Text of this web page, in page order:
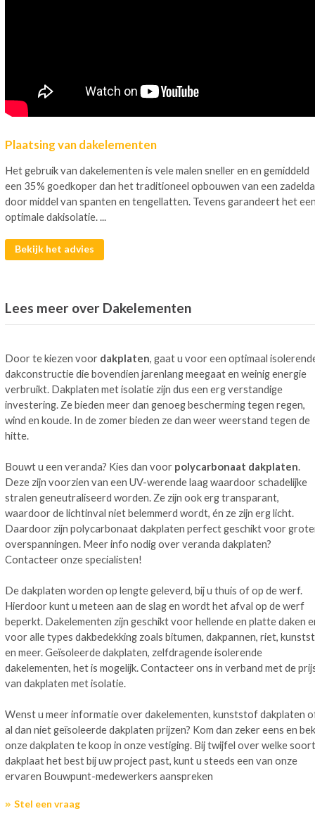
Plaatsing van dakelementen
Het gebruik van dakelementen is vele malen sneller en en gemiddeld
een 35% goedkoper dan het traditioneel opbouwen van een
door middel van spanten en tengellatten. Tevens garandeert het
optimale dakisolatie. ...
Bekijk het advies
Lees meer over Dakelementen
Door te kiezen voor dakplaten, gaat u voor een optimaal
dakconstructie die bovendien jarenlang meegaat en weinig energie
verbruikt. Dakplaten met isolatie zijn dus een erg verstandige
investering. Ze bieden meer dan genoeg bescherming tegen regen,
wind en koude. In de zomer bieden ze dan weer weerstand tegen de
hitte.
Bouwt u een veranda? Kies dan voor polycarbonaat dakplaten.
Deze zijn voorzien van een UV-werende laag waardoor schadelijke
stralen geneutraliseerd worden. Ze zijn ook erg transparant,
waardoor de lichtinval niet belemmerd wordt, én ze zijn erg licht.
Daardoor zijn polycarbonaat dakplaten perfect geschikt voor
overspanningen. Meer info nodig over veranda dakplaten?
Contacteer onze specialisten!
De dakplaten worden op lengte geleverd, bij u thuis of op de werf.
Hierdoor kunt u meteen aan de slag en wordt het afval op de werf
beperkt. Dakelementen zijn geschikt voor hellende en platte daken
voor alle types dakbedekking zoals bitumen, dakpannen, riet,
en meer. Geïsoleerde dakplaten, zelfdragende isolerende
dakelementen, het is mogelijk. Contacteer ons in verband met de
van dakplaten met isolatie.
Wenst u meer informatie over dakelementen, kunststof dakplaten
al dan niet geïsoleerde dakplaten prijzen? Kom dan zeker eens en
onze dakplaten te koop in onze vestiging. Bij twijfel over welke soort
dakplaat het best bij uw project past, kunt u steeds een van onze
ervaren Bouwpunt-medewerkers aanspreken
Stel een vraag